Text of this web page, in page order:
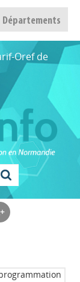
Départements
Oref de